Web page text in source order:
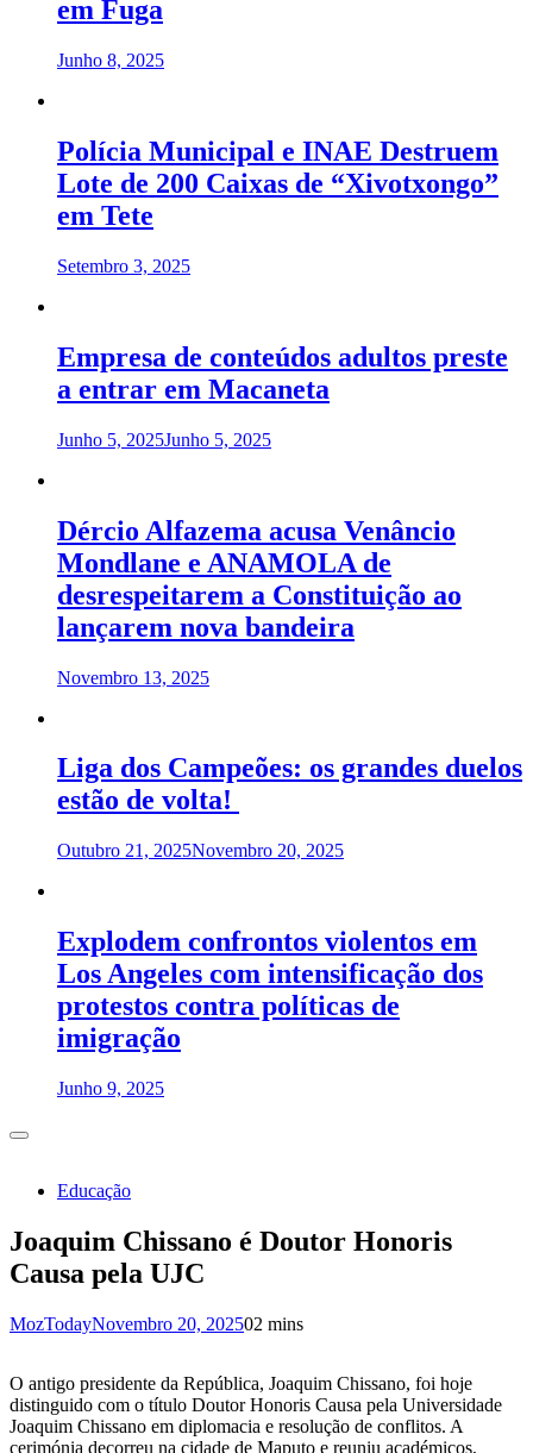
em Fuga
Junho 8, 2025
Polícia Municipal e INAE Destruem
Lote de 200 Caixas de “Xivotxongo”
em Tete
Setembro 3, 2025
Empresa de conteúdos adultos preste
a entrar em Macaneta
Junho 5, 2025Junho 5, 2025
Dércio Alfazema acusa Venâncio
Mondlane e ANAMOLA de
desrespeitarem a Constituição ao
lançarem nova bandeira
Novembro 13, 2025
Liga dos Campeões: os grandes duelos
estão de volta!
Outubro 21, 2025Novembro 20, 2025
Explodem confrontos violentos em
Los Angeles com intensificação dos
protestos contra políticas de
imigração
Junho 9, 2025
Educação
Joaquim Chissano é Doutor Honoris
Causa pela UJC
MozTodayNovembro 20, 202502 mins
O antigo presidente da República, Joaquim Chissano, foi hoje
distinguido com o título Doutor Honoris Causa pela Universidade
Joaquim Chissano em diplomacia e resolução de conflitos. A
cerimónia decorreu na cidade de Maputo e reuniu académicos,